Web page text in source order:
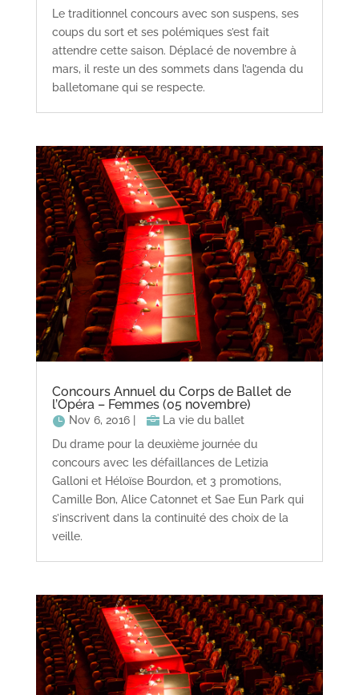
Le traditionnel concours avec son suspens, ses
coups du sort et ses polémiques s’est fait
attendre cette saison. Déplacé de novembre à
mars, il reste un des sommets dans l’agenda du
balletomane qui se respecte.
Concours Annuel du Corps de Ballet de
l’Opéra – Femmes (05 novembre)
Nov 6, 2016|
La vie du ballet
Du drame pour la deuxième journée du
concours avec les défaillances de Letizia
Galloni et Héloïse Bourdon, et 3 promotions,
Camille Bon, Alice Catonnet et Sae Eun Park qui
s’inscrivent dans la continuité des choix de la
veille.